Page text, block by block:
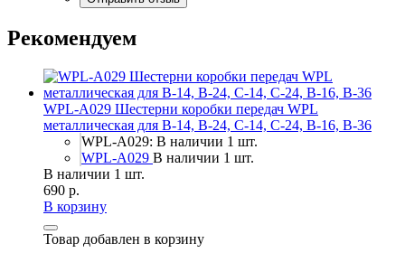
Рекомендуем
WPL-A029 Шестерни коробки передач WPL
металлическая для B-14, B-24, C-14, C-24, B-16, B-36
WPL-A029: В наличии 1 шт.
WPL-A029 В наличии 1 шт.
В наличии 1 шт.
690 р.
В корзину
Товар добавлен в корзину